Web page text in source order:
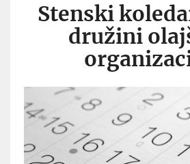
Stenski
družini